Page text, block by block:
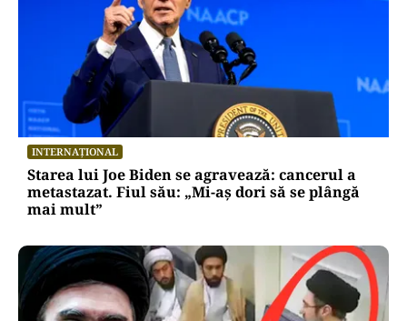
INTERNAȚIONAL
Starea lui Joe Biden se agravează: cancerul a
metastazat. Fiul său: „Mi-aș dori să se plângă
mai mult”